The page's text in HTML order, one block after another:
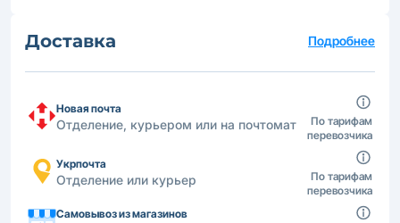
Доставка Подробнее
Новая почта
Отделение, курьером или на почтомат
По тарифам
перевозчика
Укрпочта
Отделение или курьер
По тарифам
перевозчика
Самовывоз из магазинов